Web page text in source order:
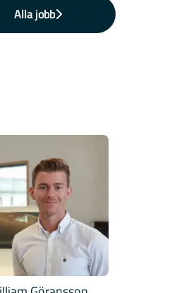
Alla jobb